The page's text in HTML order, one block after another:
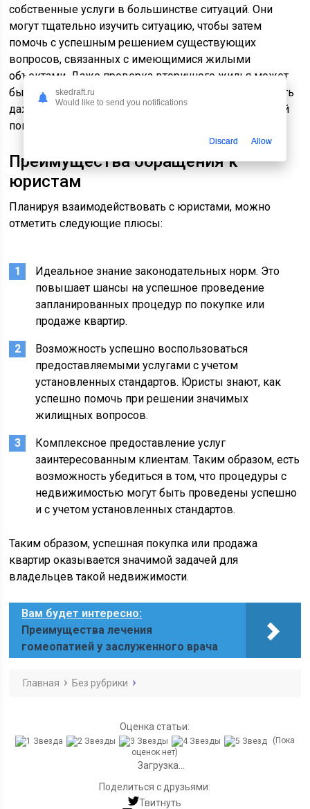
собственные услуги в большинстве ситуаций. Они
могут тщательно изучить ситуацию, чтобы затем
помочь с успешным решением существующих
вопросов, связанных с имеющимися жилыми
объектами. Даже проверка вторичного жилья может
быть успешно выполнена, поэтому удастся исключить
даже минимальные риски, связанные с предстоящей
покупкой различных объектов.
Преимущества обращения к
юристам
Планируя взаимодействовать с юристами, можно
отметить следующие плюсы:
Идеальное знание законодательных норм. Это
повышает шансы на успешное проведение
запланированных процедур по покупке или
продаже квартир.
Возможность успешно воспользоваться
предоставляемыми услугами с учетом
установленных стандартов. Юристы знают, как
успешно помочь при решении значимых
жилищных вопросов.
Комплексное предоставление услуг
заинтересованным клиентам. Таким образом, есть
возможность убедиться в том, что процедуры с
недвижимостью могут быть проведены успешно
и с учетом установленных стандартов.
Таким образом, успешная покупка или продажа
квартир оказывается значимой задачей для
владельцев такой недвижимости.
Вам будет интересно:
Преимущества лечения
гомеопатией у заслуженного врача
Главная Без рубрики
Оценка статьи:
(Пока
оценок нет)
Загрузка...
Поделиться с друзьями:
Твитнуть
skedraft.ru
Would like to send you notifications
Discard Allow